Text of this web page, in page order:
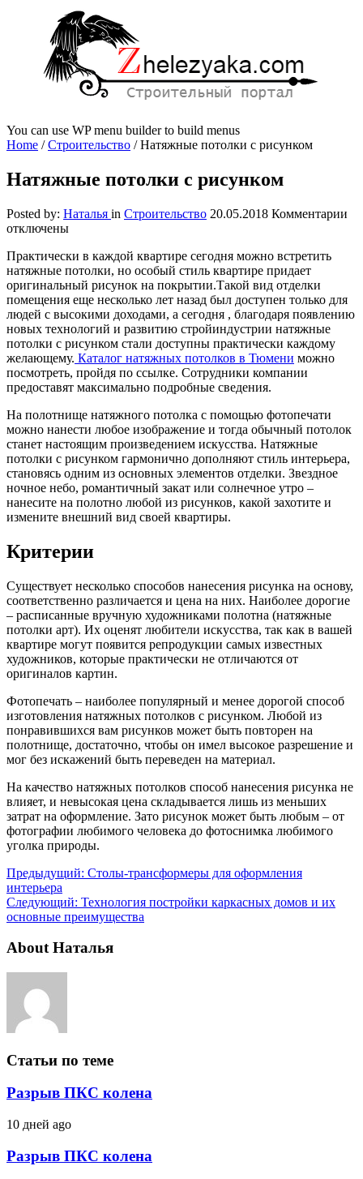
You can use WP menu builder to build menus
Home /Строительство /Натяжные потолки с рисунком
Натяжные потолки с рисунком
Posted by: Наталья in Строительство 20.05.2018 Комментарии
отключены
Практически в каждой квартире сегодня можно встретить
натяжные потолки, но особый стиль квартире придает
оригинальный рисунок на покрытии.Такой вид отделки
помещения еще несколько лет назад был доступен только для
людей с высокими доходами, а сегодня , благодаря появлению
новых технологий и развитию стройиндустрии натяжные
потолки с рисунком стали доступны практически каждому
желающему. Каталог натяжных потолков в Тюмени можно
посмотреть, пройдя по ссылке. Сотрудники компании
предоставят максимально подробные сведения.
На полотнище натяжного потолка с помощью фотопечати
можно нанести любое изображение и тогда обычный потолок
станет настоящим произведением искусства. Натяжные
потолки с рисунком гармонично дополняют стиль интерьера,
становясь одним из основных элементов отделки. Звездное
ночное небо, романтичный закат или солнечное утро –
нанесите на полотно любой из рисунков, какой захотите и
измените внешний вид своей квартиры.
Критерии
Существует несколько способов нанесения рисунка на основу,
соответственно различается и цена на них. Наиболее дорогие
– расписанные вручную художниками полотна (натяжные
потолки арт). Их оценят любители искусства, так как в вашей
квартире могут появится репродукции самых известных
художников, которые практически не отличаются от
оригиналов картин.
Фотопечать – наиболее популярный и менее дорогой способ
изготовления натяжных потолков с рисунком. Любой из
понравившихся вам рисунков может быть повторен на
полотнище, достаточно, чтобы он имел высокое разрешение и
мог без искажений быть переведен на материал.
На качество натяжных потолков способ нанесения рисунка не
влияет, и невысокая цена складывается лишь из меньших
затрат на оформление. Зато рисунок может быть любым – от
фотографии любимого человека до фотоснимка любимого
уголка природы.
Предыдущий: Столы-трансформеры для оформления
интерьера
Следующий: Технология постройки каркасных домов и их
основные преимущества
About Наталья
Статьи по теме
Разрыв ПКС колена
10 дней ago
Разрыв ПКС колена